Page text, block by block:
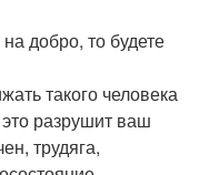
добро, то будете
такого человека
разрушит ваш
трудяга,